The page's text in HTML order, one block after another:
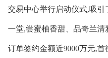
交易中心举行启动仪式,吸
一堂,尝蜜柚香甜、品奇兰清
订单签约金额近9000万元,